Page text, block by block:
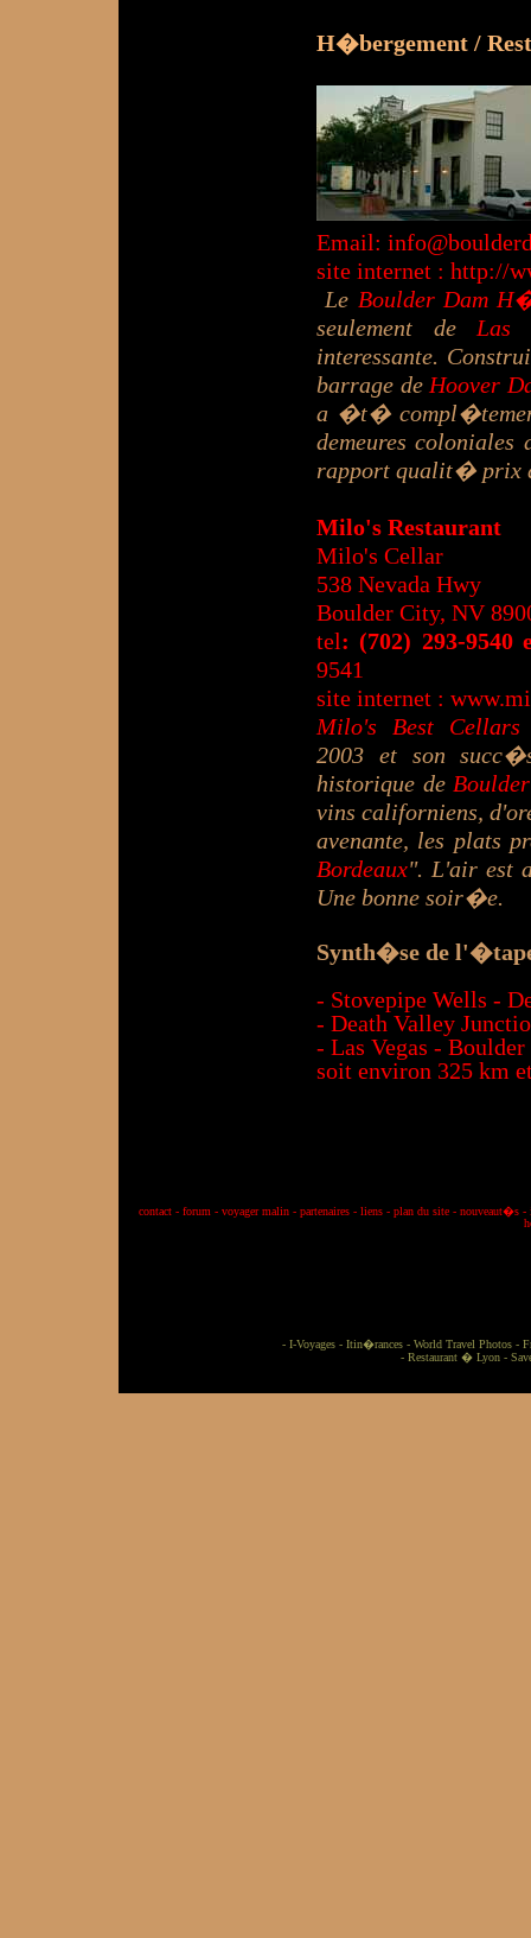
H�bergement /
Email:
site internet : http://
Le Boulder Dam
seulement de Las
interessante.
barrage de Hoover
a �t�
demeures
rapport qualit� prix
Milo's Restaurant
Milo's Cellar
538 Nevada Hwy
Boulder City, NV
tel: (702) 293-9540
9541
site internet :
Milo's Best Cellars
2003 et son
historique de
vins californiens,
avenante, les plats
Bordeaux". L'air est
Une bonne soir�e.
Synth�se de
- Stovepipe Wells -
- Death Valley
- Las Vegas
soit environ 325 km
contact- forum - voyager malin- partenaires- liens- plan du site- nouveaut�s-
- I-Voyages- Itin�rances- World Travel Photos-
- Restaurant � Lyon-